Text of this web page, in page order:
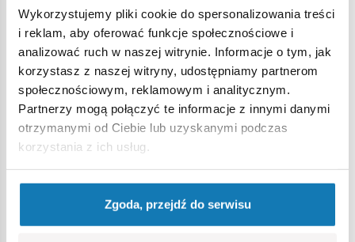
Wykorzystujemy pliki cookie do spersonalizowania treści
i reklam, aby oferować funkcje społecznościowe i
analizować ruch w naszej witrynie. Informacje o tym, jak
korzystasz z naszej witryny, udostępniamy partnerom
społecznościowym, reklamowym i analitycznym.
Partnerzy mogą połączyć te informacje z innymi danymi
otrzymanymi od Ciebie lub uzyskanymi podczas
korzystania z ich usług.
Zgoda, przejdź do serwisu
o kolejne topowe marki, takie jak m.in. FGTeeV, Braille
Skateboarding i wiele innych. Ich produkty zdobywały
liczne nagrody oraz były prezentowane w prestiżowych
mediach, w tym NBC Nightly News, TODAY Show, Parents
Magazine i Toy Insider.
Bonkers Toys to gwarancja świeżych pomysłów, wysokiej
jakości i bezbłędnego wyczucia trendów – dokładnie tego,
czego szukają nowoczesne dzieci i rodzice.